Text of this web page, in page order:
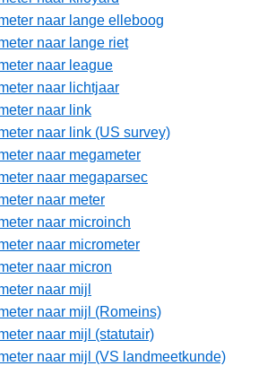
naar lange elleboog
naar lange riet
naar league
naar lichtjaar
naar link
naar link (US survey)
naar megameter
naar megaparsec
naar meter
naar microinch
naar micrometer
naar micron
naar mijl
naar mijl (Romeins)
naar mijl (statutair)
naar mijl (VS landmeetkunde)